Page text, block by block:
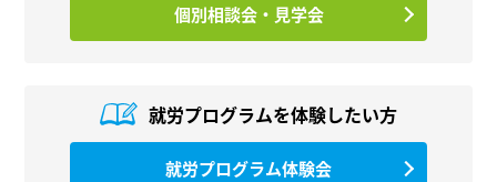
個別相談会・見学会
就労プログラムを体験したい方
就労プログラム体験会